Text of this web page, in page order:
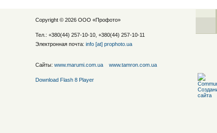
Copyright © 2026 ООО «Профото»
Тел.: +380(44) 257-10-10, +380(44) 257-10-11
Электронная почта: info [at] prophoto.ua
Сайты: www.marumi.com.ua www.tamron.com.ua
Download Flash 8 Player